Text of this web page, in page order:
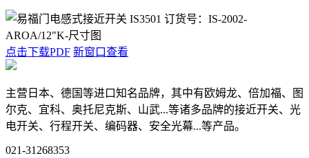
点击下载PDF 新窗口查看
主营日本、德国等进口知名品牌，其中有欧姆龙、倍加福、图
尔克、宜科、奥托尼克斯、山武...等诸多品牌的接近开关、光
电开关、行程开关、编码器、安全光幕...等产品。
021-31268353